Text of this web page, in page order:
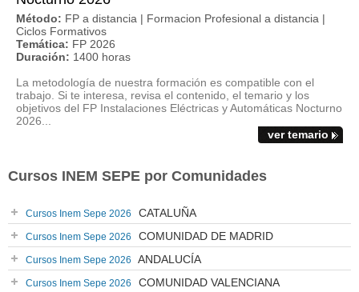
Método: FP a distancia | Formacion Profesional a distancia |
Ciclos Formativos
Temática: FP 2026
Duración: 1400 horas
La metodología de nuestra formación es compatible con el
trabajo. Si te interesa, revisa el contenido, el temario y los
objetivos del FP Instalaciones Eléctricas y Automáticas Nocturno
2026...
ver temario
Cursos INEM SEPE por Comunidades
Cursos Inem Sepe 2026 CATALUÑA
Cursos Inem Sepe 2026 COMUNIDAD DE MADRID
Cursos Inem Sepe 2026 ANDALUCÍA
Cursos Inem Sepe 2026 COMUNIDAD VALENCIANA